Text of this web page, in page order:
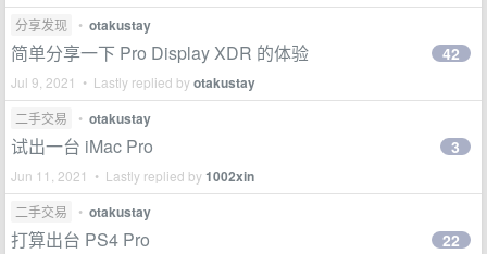
分享发现 • otakustay
简单分享一下 Pro Display XDR 的体验
Jul 9, 2021 • Lastly replied byotakustay
42
二手交易 • otakustay
试出一台 iMac Pro
Jun 11, 2021 • Lastly replied by1002xin
3
二手交易 • otakustay
打算出台 PS4 Pro 22